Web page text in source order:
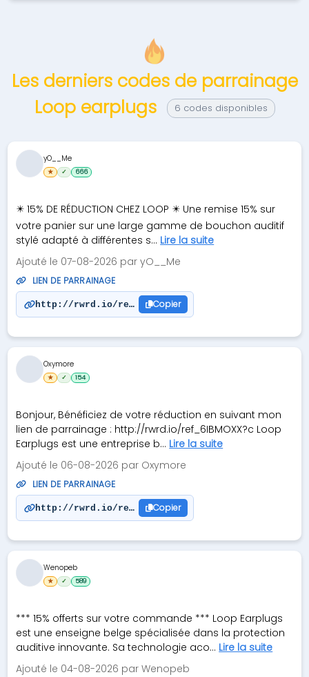
Les derniers codes de parrainage
Loop earplugs
6 codes disponibles
✴️ 15% DE RÉDUCTION CHEZ LOOP ✴️ Une remise 15% sur
votre panier sur une large gamme de bouchon auditif
stylé adapté à différentes s... Lire la suite
Ajouté le 07-08-2026 par yO__Me
LIEN DE PARRAINAGE
http://rwrd.io/ref_L19MY7R?c
Copier
yO__Me
★ ✓ 666
Bonjour, Bénéficiez de votre réduction en suivant mon
lien de parrainage : http://rwrd.io/ref_6IBMOXX?c Loop
Earplugs est une entreprise b... Lire la suite
Ajouté le 06-08-2026 par Oxymore
LIEN DE PARRAINAGE
http://rwrd.io/ref_6IBMOXX?c
Copier
Oxymore
★ ✓ 154
*** 15% offerts sur votre commande *** Loop Earplugs
est une enseigne belge spécialisée dans la protection
auditive innovante. Sa technologie aco... Lire la suite
Ajouté le 04-08-2026 par Wenopeb
Wenopeb
★ ✓ 589